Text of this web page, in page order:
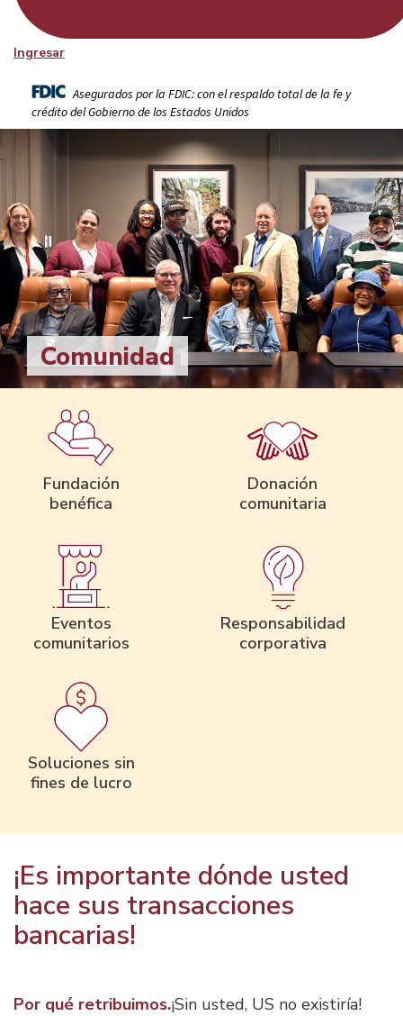
Ingresar
Asegurados por la FDIC: con el respaldo total de la fe y
crédito del Gobierno de los Estados Unidos
Comunidad
Fundación
benéfica
Donación
comunitaria
Eventos
comunitarios
Responsabilidad
corporativa
Soluciones sin
fines de lucro
¡Es importante dónde usted
hace sus transacciones
bancarias!
Por qué retribuimos.¡Sin usted, US no existiría!